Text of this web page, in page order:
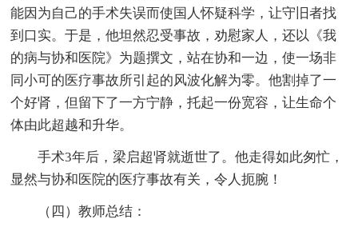
能因为自己的手术失误而使国人怀疑科学，让守旧者找
到口实。于是，他坦然忍受事故，劝慰家人，还以《我
的病与协和医院》为题撰文，站在协和一边，使一场非
同小可的医疗事故所引起的风波化解为零。他割掉了一
个好肾，但留下了一方宁静，托起一份宽容，让生命个
体由此超越和升华。
手术3年后，梁启超肾就逝世了。他走得如此匆忙，
显然与协和医院的医疗事故有关，令人扼腕！
（四）教师总结：